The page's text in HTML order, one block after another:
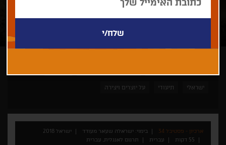
ישראלי תיעודי על יוצרים ויצירה
ארכיון - פסטיבל 34 בימוי: ישראלה שעאר מעודד
ישראל 2018
55 דקות
עברית תרגום לאנגלית, עברית